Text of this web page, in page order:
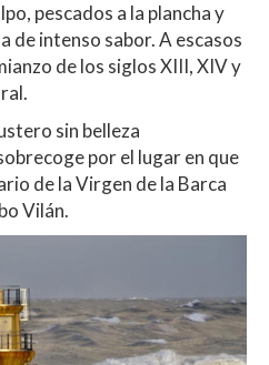
pescados a la plancha y
de intenso sabor.A escasos
de los siglos XIII, XIV y
sin belleza
por el lugar en que
de la Virgen de la Barca
Vilán.